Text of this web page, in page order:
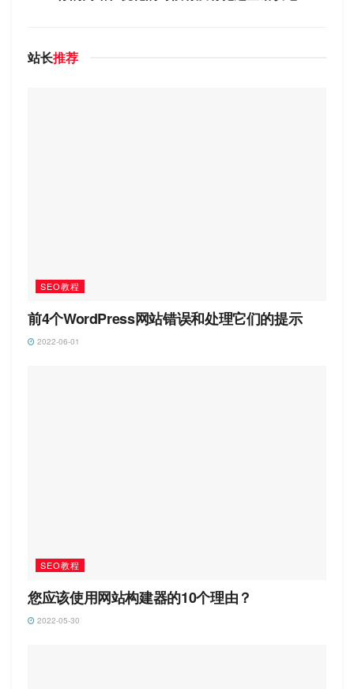
站长推荐
SEO教程
前4个WordPress网站错误和处理它们的提示
2022-06-01
SEO教程
您应该使用网站构建器的10个理由？
2022-05-30